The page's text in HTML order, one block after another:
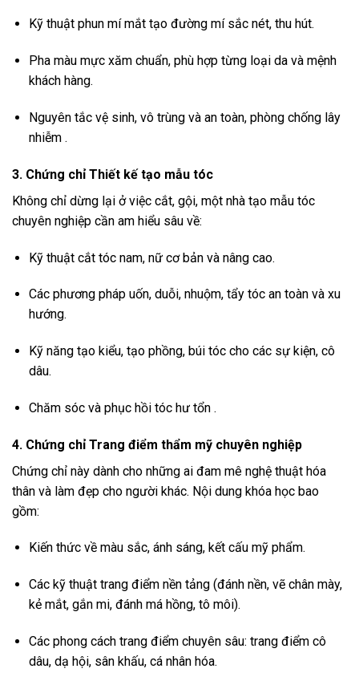
Kỹ thuật phun mí mắt tạo đường mí sắc nét, thu hút.
Pha màu mực xăm chuẩn, phù hợp từng loại da và mệnh
khách hàng.
Nguyên tắc vệ sinh, vô trùng và an toàn, phòng chống lây
nhiễm .
3. Chứng chỉ Thiết kế tạo mẫu tóc
Không chỉ dừng lại ở việc cắt, gội, một nhà tạo mẫu tóc
chuyên nghiệp cần am hiểu sâu về:
Kỹ thuật cắt tóc nam, nữ cơ bản và nâng cao.
Các phương pháp uốn, duỗi, nhuộm, tẩy tóc an toàn và xu
hướng.
Kỹ năng tạo kiểu, tạo phồng, búi tóc cho các sự kiện, cô
dâu.
Chăm sóc và phục hồi tóc hư tổn .
4. Chứng chỉ Trang điểm thẩm mỹ chuyên nghiệp
Chứng chỉ này dành cho những ai đam mê nghệ thuật hóa
thân và làm đẹp cho người khác. Nội dung khóa học bao
gồm:
Kiến thức về màu sắc, ánh sáng, kết cấu mỹ phẩm.
Các kỹ thuật trang điểm nền tảng (đánh nền, vẽ chân mày,
kẻ mắt, gắn mi, đánh má hồng, tô môi).
Các phong cách trang điểm chuyên sâu: trang điểm cô
dâu, dạ hội, sân khấu, cá nhân hóa.